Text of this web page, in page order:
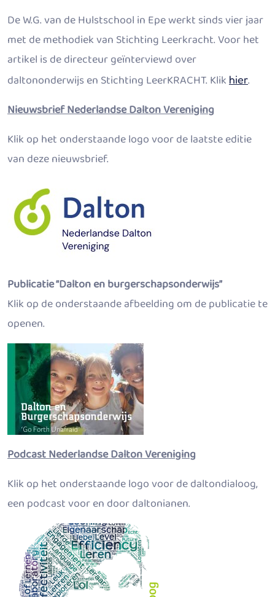
De W.G. van de Hulstschool in Epe werkt sinds vier jaar
met de methodiek van Stichting Leerkracht. Voor het
artikel is de directeur geïnterviewd over
daltononderwijs en Stichting LeerKRACHT. Klik hier.
Nieuwsbrief Nederlandse Dalton Vereniging
Klik op het onderstaande logo voor de laatste editie
van deze nieuwsbrief.
Publicatie “Dalton en burgerschapsonderwijs”
Klik op de onderstaande afbeelding om de publicatie te
openen.
Podcast Nederlandse Dalton Vereniging
Klik op het onderstaande logo voor de daltondialoog,
een podcast voor en door daltonianen.